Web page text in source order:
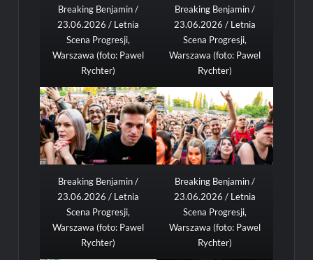
Breaking Benjamin /
23.06.2026 / Letnia
Scena Progresji,
Warszawa (foto: Pawel
Rychter)
Breaking Benjamin /
23.06.2026 / Letnia
Scena Progresji,
Warszawa (foto: Pawel
Rychter)
Breaking Benjamin /
23.06.2026 / Letnia
Scena Progresji,
Warszawa (foto: Pawel
Rychter)
Breaking Benjamin /
23.06.2026 / Letnia
Scena Progresji,
Warszawa (foto: Pawel
Rychter)